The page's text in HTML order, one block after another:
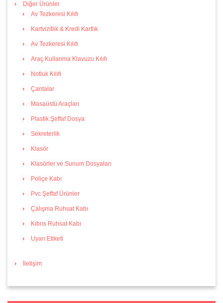
Diğer Ürünler
Av Tezkeresi Kılıfı
Kartvizitlik & Kredi Kartlık
Av Tezkeresi Kılıfı
Araç Kullanma Klavuzu Kılıfı
Notluk Kılıfı
Çantalar
Masaüstü Araçları
Plastik Şeffaf Dosya
Sekreterlik
Klasör
Klasörler ve Sunum Dosyaları
Poliçe Kabı
Pvc Şeffaf Ürünler
Çalışma Ruhsat Kabı
Kıbrıs Ruhsat Kabı
Uyarı Etiketi
İletişim